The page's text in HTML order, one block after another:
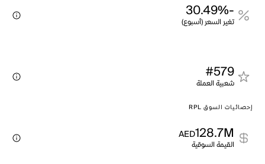
-30.49%
تغير السعر (أسبوع)
#579
شعبية العملة
إحصائيات السوق RPL
128.7M
AED
القيمة السوقية